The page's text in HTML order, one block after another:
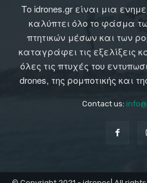
Το idrones.gr είναι μια
καλύπτει όλο το φάσμα
πτητικών μέσων και των
καταγράφει τις εξελίξεις
όλες τις πτυχές του
drones, της ρομποτικής και
Contact us: